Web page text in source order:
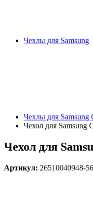
Чехлы для Samsung
Чехлы для Samsung
Чехол для Samsung
Чехол для
Артикул: 26510040948-